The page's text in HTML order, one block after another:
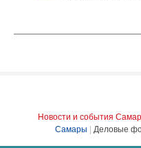
Новости и события
Самары
Деловые